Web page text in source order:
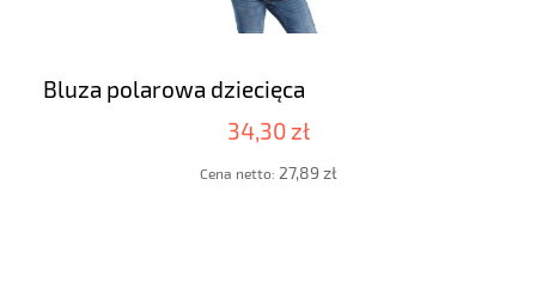
Bluza polarowa dziecięca
34,30 zł
Cena netto: 27,89 zł